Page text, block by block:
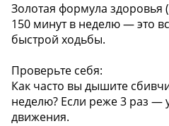
Золотая формула здоровья
150 минут в неделю — это
быстрой ходьбы.
Проверьте себя:
Как часто вы дышите
неделю? Если реже 3 раз —
движения.